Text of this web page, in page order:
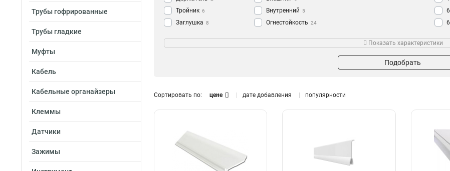
Трубы гофрированные
Трубы гладкие
Муфты
Кабель
Кабельные органайзеры
Клеммы
Датчики
Зажимы
Тройник 6
Заглушка 8
Короб 16
Внутренний 5
Огнестойкость 24
2м 9 60мм 4
Показать характеристики
Подобрать
Сортировать по: цене дате добавления популярности